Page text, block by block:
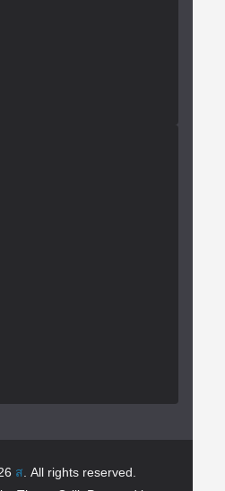
ส. All rights reserved.